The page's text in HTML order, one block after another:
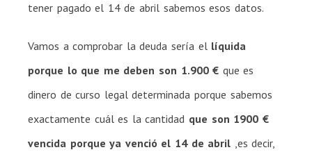
tener pagado el 14 de abril sabemos esos datos.
Vamos a comprobar la deuda sería el líquida
porque lo que me deben son 1.900 € que es
dinero de curso legal determinada porque sabemos
exactamente cuál es la cantidad que son 1900 €
vencida porque ya venció el 14 de abril ,es decir,